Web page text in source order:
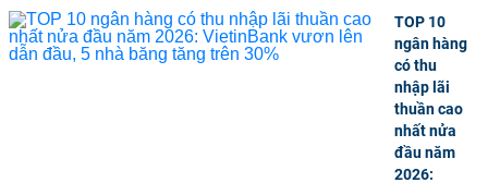
TOP 10
ngân hàng
có thu
nhập lãi
thuần cao
nhất nửa
đầu năm
2026: